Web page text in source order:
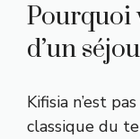
Pourquoi
d’un
Kifisia n’est
classique du